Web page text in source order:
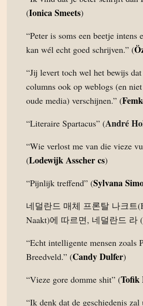
(Ionica Smeets)
“Peter is soms een beetje intens
kan wél echt goed schrijven.” (
“Jij levert toch wel het bewijs
columns ook op weblogs (en
oude media) verschijnen.” (
“Literaire Spartacus” (André
“Wie verlost me van die vieze
(Lodewijk Asscher cs)
“Pijnlijk treffend” (Sylvana
네덜란드 매체 프론탈 나크트
Naakt)에 따르면, 네덜란드 라 (
“Echt intelligente mensen zoals
Breedveld.” (Candy Dulfer)
“Vieze gore domme shit” (Tofik
“Ik denk dat de geschiedenis